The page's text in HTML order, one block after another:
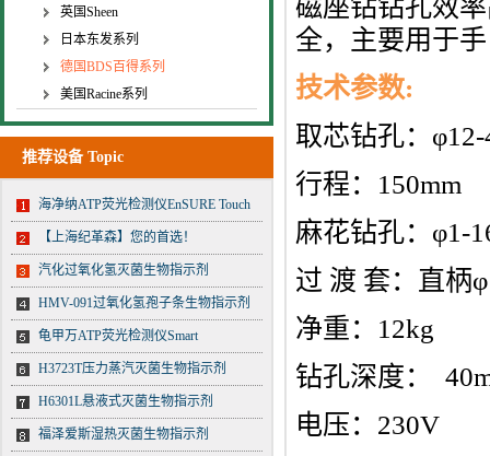
英国Sheen
日本东发系列
德国BDS百得系列
美国Racine系列
推荐设备 Topic
海净纳ATP荧光检测仪EnSURE Touch
【上海纪革森】您的首选！
汽化过氧化氢灭菌生物指示剂
HMV-091过氧化氢孢子条生物指示剂
龟甲万ATP荧光检测仪Smart
H3723T压力蒸汽灭菌生物指示剂
H6301L悬液式灭菌生物指示剂
福泽爱斯湿热灭菌生物指示剂
磁座钻钻孔效
全，主要用于
技术参数:
取芯钻孔：φ12-
行程：150mm
麻花钻孔：φ1-
过 渡 套：直柄
净重：12kg
钻孔深度：
电压：230V